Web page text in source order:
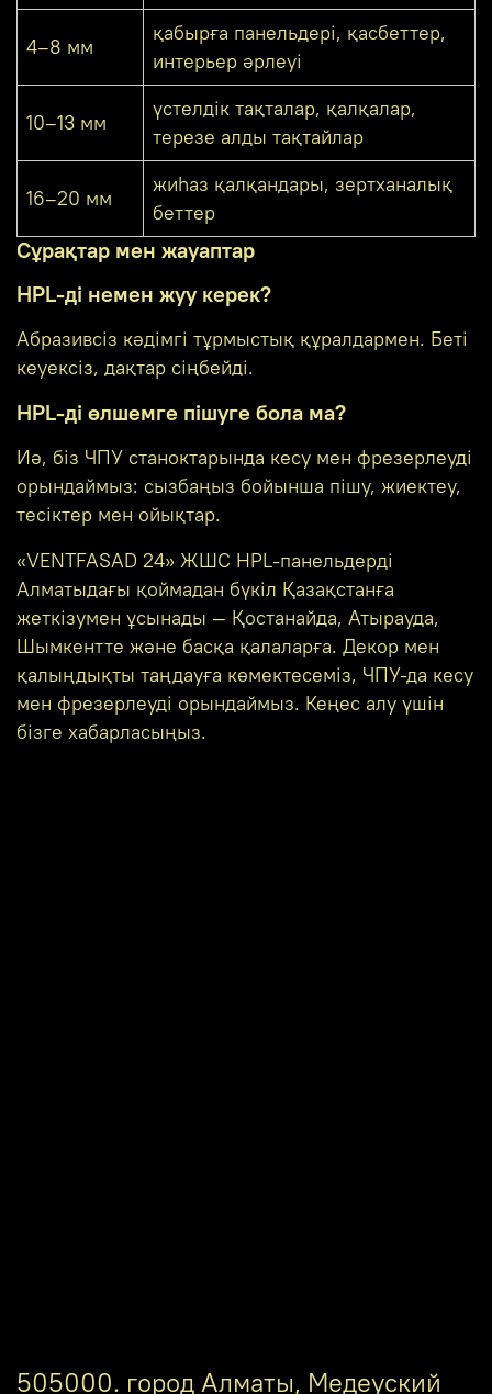
4–8 мм
қабырға панельдері, қасбеттер,
интерьер әрлеуі
10–13 мм
үстелдік тақталар, қалқалар,
терезе алды тақтайлар
16–20 мм
жиһаз қалқандары, зертханалық
беттер
Сұрақтар мен жауаптар
HPL-ді немен жуу керек?
Абразивсіз кәдімгі тұрмыстық құралдармен. Беті
кеуексіз, дақтар сіңбейді.
HPL-ді өлшемге пішуге бола ма?
Иә, біз ЧПУ станоктарында кесу мен фрезерлеуді
орындаймыз: сызбаңыз бойынша пішу, жиектеу,
тесіктер мен ойықтар.
«VENTFASAD 24» ЖШС HPL-панельдерді
Алматыдағы қоймадан бүкіл Қазақстанға
жеткізумен ұсынады — Қостанайда, Атырауда,
Шымкентте және басқа қалаларға. Декор мен
қалыңдықты таңдауға көмектесеміз, ЧПУ-да кесу
мен фрезерлеуді орындаймыз. Кеңес алу үшін
бізге хабарласыңыз.
505000. город Алматы, Медеуский